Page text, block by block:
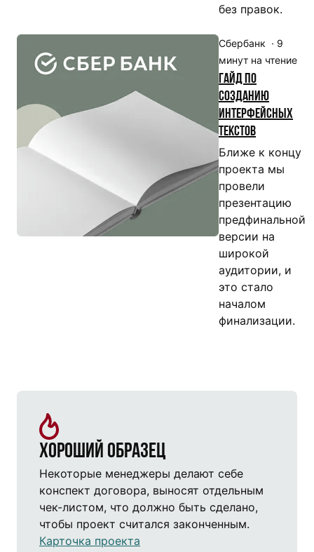
без правок.
Сбербанк · 9
минут на чтение
Гайд по
созданию
интерфейсных
текстов
Ближе к концу
проекта мы
провели
презентацию
предфинальной
версии на
широкой
аудитории, и
это стало
началом
финализации.
Хороший образец
Некоторые менеджеры делают себе
конспект договора, выносят отдельным
чек-листом, что должно быть сделано,
чтобы проект считался законченным.
Карточка проекта